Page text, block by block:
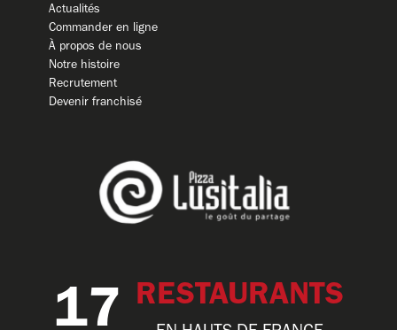
Actualités
Commander en ligne
À propos de nous
Notre histoire
Recrutement
Devenir franchisé
17 RESTAURANTS